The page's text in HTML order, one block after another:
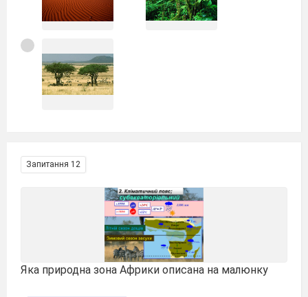
Запитання 12
Яка природна зона Африки описана на малюнку